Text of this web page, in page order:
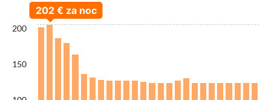
200
150